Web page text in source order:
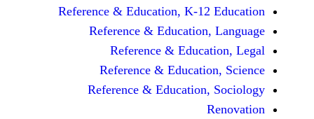
Reference & Education, K-
Reference &
Reference &
Reference &
Reference &